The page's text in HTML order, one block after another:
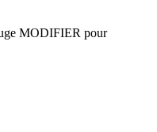
MODIFIER pour